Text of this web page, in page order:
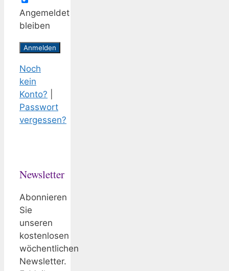
Angemeldet
bleiben
Noch
kein
Konto?
Passwort
vergessen?
Newsletter
Abonnieren
Sie
unseren
kostenlosen
wöchentlichen
Newsletter.